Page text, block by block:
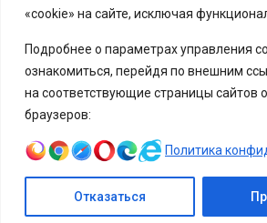
«cookie» на сайте, исключая
Подробнее о параметрах управления
ознакомиться, перейдя по внешним
на соответствующие страницы сайтов
браузеров:
Политика
Отказаться